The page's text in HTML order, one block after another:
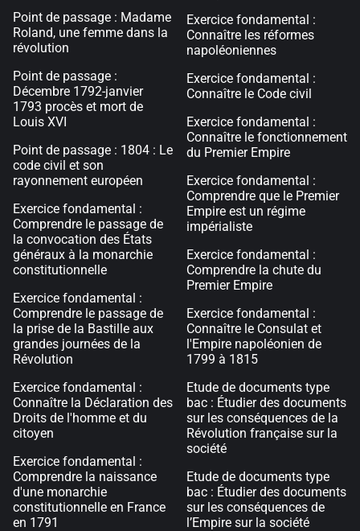
Point de passage : Madame
Roland, une femme dans la
révolution
Point de passage :
Décembre 1792-janvier
1793 procès et mort de
Louis XVI
Point de passage : 1804 : Le
code civil et son
rayonnement européen
Exercice fondamental :
Comprendre le passage de
la convocation des États
généraux à la monarchie
constitutionnelle
Exercice fondamental :
Comprendre le passage de
la prise de la Bastille aux
grandes journées de la
Révolution
Exercice fondamental :
Connaître la Déclaration des
Droits de l'homme et du
citoyen
Exercice fondamental :
Comprendre la naissance
d'une monarchie
constitutionnelle en France
en 1791
Exercice fondamental :
Connaître les réformes
napoléoniennes
Exercice fondamental :
Connaître le Code civil
Exercice fondamental :
Connaître le fonctionnement
du Premier Empire
Exercice fondamental :
Comprendre que le Premier
Empire est un régime
impérialiste
Exercice fondamental :
Comprendre la chute du
Premier Empire
Exercice fondamental :
Connaître le Consulat et
l'Empire napoléonien de
1799 à 1815
Etude de documents type
bac : Étudier des documents
sur les conséquences de la
Révolution française sur la
société
Etude de documents type
bac : Étudier des documents
sur les conséquences de
l’Empire sur la société